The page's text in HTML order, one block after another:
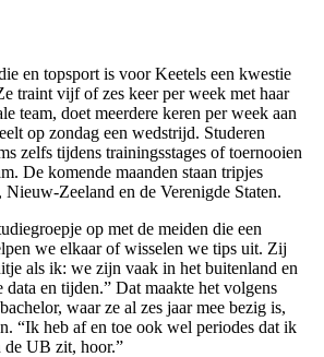
en topsport is voor Keetels een kwestie
traint vijf of zes keer per week met haar
team, doet meerdere keren per week aan
op zondag een wedstrijd. Studeren
zelfs tijdens trainingsstages of toernooien
De komende maanden staan tripjes
Nieuw-Zeeland en de Verenigde Staten.
op met de meiden die een
we elkaar of wisselen we tips uit. Zij
als ik: we zijn vaak in het buitenland en
data en tijden.” Dat maakte het volgens
waar ze al zes jaar mee bezig is,
“Ik heb af en toe ook wel periodes dat ik
de UB zit, hoor.”